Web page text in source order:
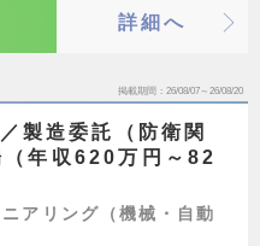
詳細へ
掲載期間 26/08/07～26/08/20
製造委託（防衛関
年収620万円～82
アリング（機械・自動